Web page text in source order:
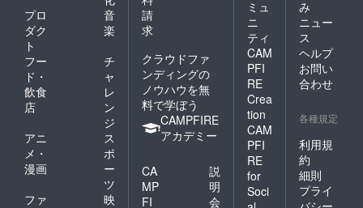
プロ
ダク
ト
音
楽
フー
ド・
飲食
店
チ
ャ
レ
ン
ジ
アニ
メ・
漫画
ス
ポ
ー
ツ
ファ
映
請
求
クラウドファ
ンディングの
ノウハウを無
料で学ぼう
CAMPFIRE
アカデミー
CA
MP
FI
説
明
会
ミュ
ニ
ティ
CAM
PFI
RE
Crea
tion
CAM
PFI
RE
for
Soci
み
ニュー
ス
ヘルプ
お問い
合わせ
各種規定
利用規
約
細則
プライ